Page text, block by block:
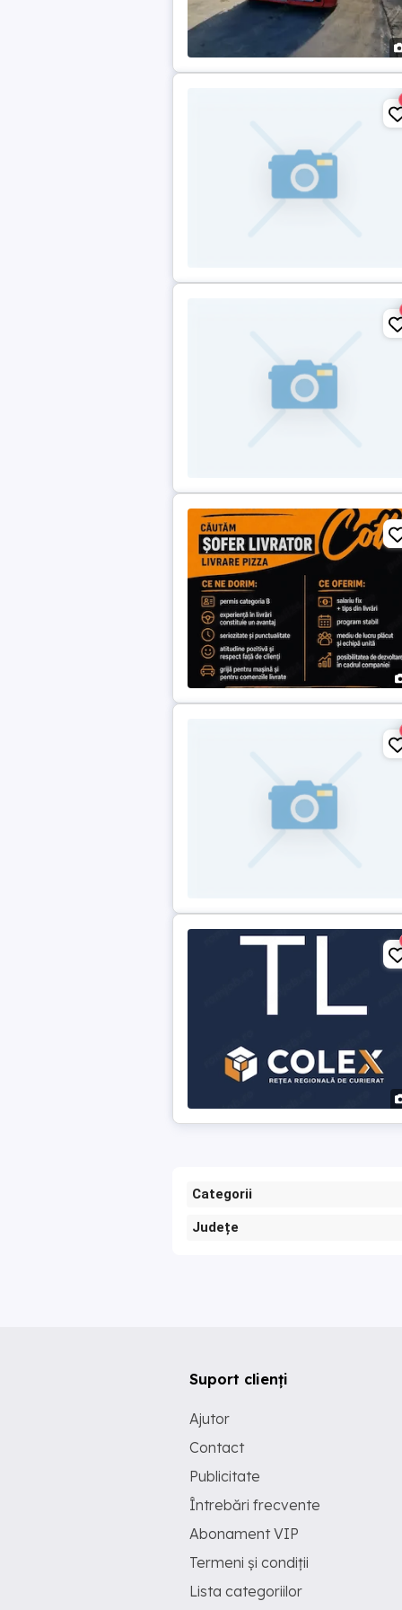
Categorii
Județe
Suport clienți
Ajutor
Contact
Publicitate
Întrebări frecvente
Abonament VIP
Termeni și condiții
Lista categoriilor